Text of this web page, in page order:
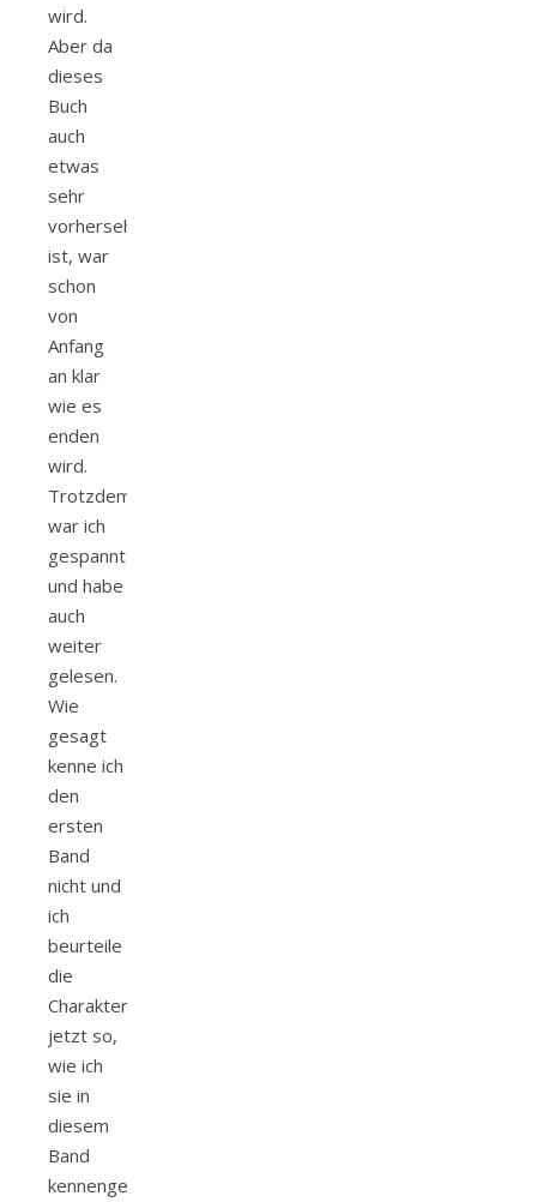
wird.
Aber da
dieses
Buch
auch
etwas
sehr
vorhersehbar
ist, war
schon
von
Anfang
an klar
wie es
enden
wird.
Trotzdem
war ich
gespannt
und habe
auch
weiter
gelesen.
Wie
gesagt
kenne ich
den
ersten
Band
nicht und
ich
beurteile
die
Charakter
jetzt so,
wie ich
sie in
diesem
Band
kennengelernt